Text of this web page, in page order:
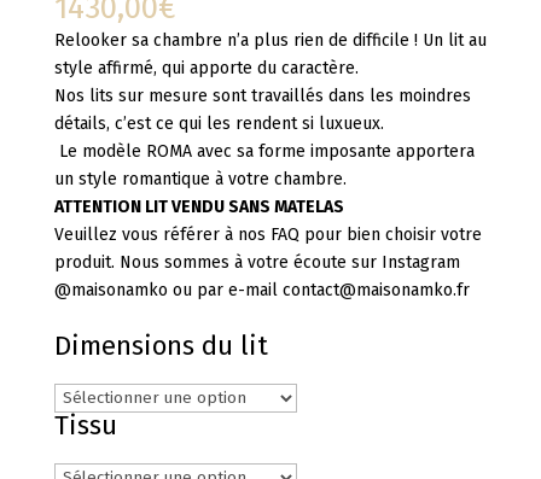
1430,00€
Relooker sa chambre n’a plus rien de difficile ! Un lit au
style affirmé, qui apporte du caractère.
Nos lits sur mesure sont travaillés dans les moindres
détails, c’est ce qui les rendent si luxueux.
Le modèle ROMA avec sa forme imposante apportera
un style romantique à votre chambre.
ATTENTION LIT VENDU SANS MATELAS
Veuillez vous référer à nos FAQ pour bien choisir votre
produit. Nous sommes à votre écoute sur Instagram
@maisonamko ou par e-mail contact@maisonamko.fr
Dimensions du lit
Tissu